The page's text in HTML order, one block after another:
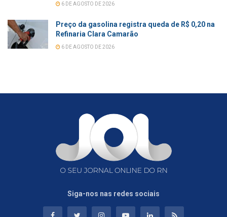
6 DE AGOSTO DE 2026
Preço da gasolina registra queda de R$ 0,20 na
Refinaria Clara Camarão
6 DE AGOSTO DE 2026
Siga-nos nas redes sociais